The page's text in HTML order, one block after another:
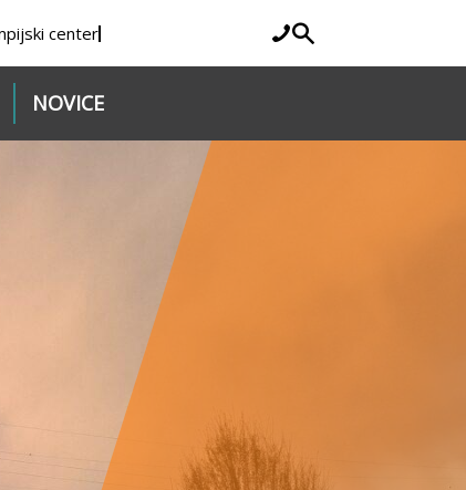
center
NOVICE